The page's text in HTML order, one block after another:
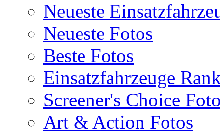
Neueste
Neueste Fotos
Beste Fotos
Einsatzfahrzeuge
Screener's Choice
Art & Action Fotos